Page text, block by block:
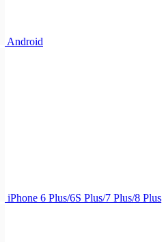
Android
iPhone 6 Plus/6S Plus/7 Plus/8 Plus